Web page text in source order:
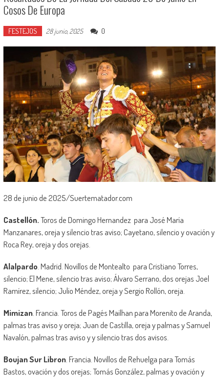
Cosos De Europa
FESTEJOS 28 junio, 2025 0
28 de junio de 2025/Suertematador.com
Castellón.Toros de Domingo Hernandez para José María
Manzanares, oreja y silencio tras aviso; Cayetano, silencio y ovación y
Roca Rey, oreja y dos orejas.
Alalpardo. Madrid. Novillos de Montealto para Cristiano Torres,
silencio; El Mene, silencio tras aviso; Álvaro Serrano, dos orejas Joel
Ramírez, silencio; Julio Méndez, oreja y Sergio Rollón, oreja.
Mimizan. Francia. Toros de Pagés Mailhan para Morenito de Aranda,
palmas tras aviso y oreja; Juan de Castilla, oreja y palmas y Samuel
Navalón, palmas tras aviso y y silencio tras dos avisos.
Boujan Sur Libron. Francia. Novillos de Rehuelga para Tomás
Bastos, ovación y dos orejas; Tomás González, palmas y ovación y